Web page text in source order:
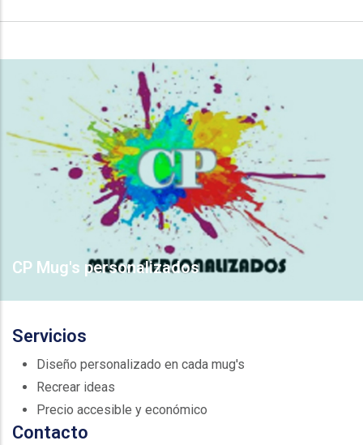
CP Mug's personalizados
Servicios
Diseño personalizado en cada mug's
Recrear ideas
Precio accesible y económico
Contacto